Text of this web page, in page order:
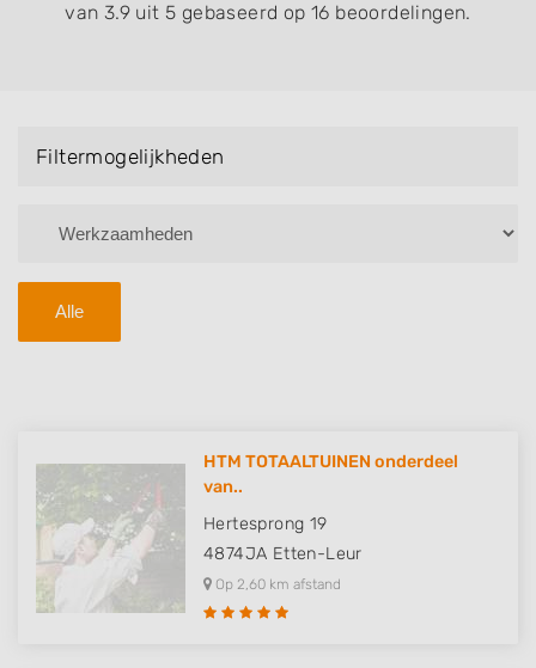
van 3.9 uit 5 gebaseerd op 16 beoordelingen.
Filtermogelijkheden
Alle
HTM TOTAALTUINEN onderdeel
van..
Hertesprong 19
4874JA Etten-Leur
Op 2,60 km afstand